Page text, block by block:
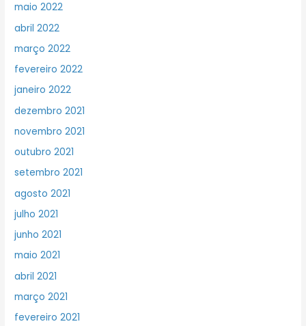
maio 2022
abril 2022
março 2022
fevereiro 2022
janeiro 2022
dezembro 2021
novembro 2021
outubro 2021
setembro 2021
agosto 2021
julho 2021
junho 2021
maio 2021
abril 2021
março 2021
fevereiro 2021